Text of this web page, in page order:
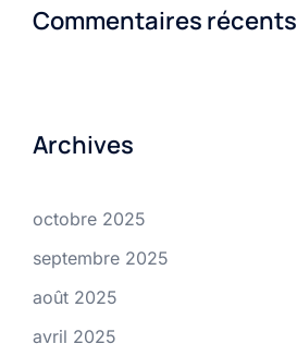
Commentaires récents
Archives
octobre 2025
septembre 2025
août 2025
avril 2025